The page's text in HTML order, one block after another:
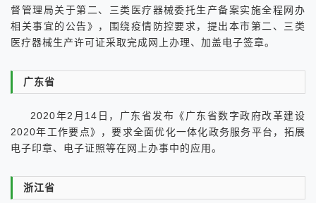
督管理局关于第二、三类医疗器械委托生产备案实施全程网办
相关事宜的公告》，围绕疫情防控要求，提出本市第二、三类
医疗器械生产许可证采取完成网上办理、加盖电子签章。
广东省
2020年2月14日，广东省发布《广东省数字政府改革建设
2020年工作要点》，要求全面优化一体化政务服务平台，拓展
电子印章、电子证照等在网上办事中的应用。
浙江省